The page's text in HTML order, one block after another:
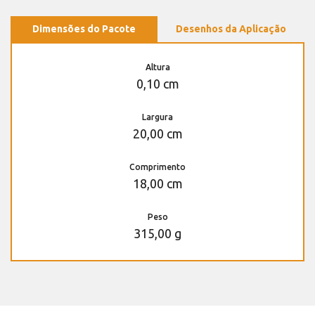
Dimensões do Pacote Desenhos da Aplicação
Altura
0,10 cm
Largura
20,00 cm
Comprimento
18,00 cm
Peso
315,00 g